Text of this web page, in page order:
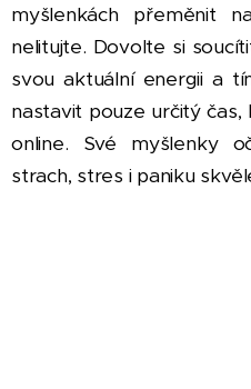
myšlenkách přeměnit
nelitujte. Dovolte si
svou aktuální energii a
nastavit pouze určitý
online. Své myšlenky
strach, stres i paniku